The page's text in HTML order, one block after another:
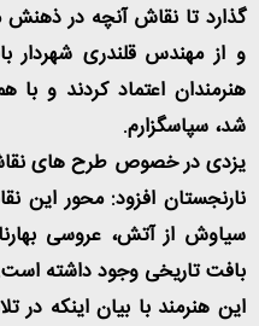
گذارد تا نقاش آنچه در ذهنش
و از مهندس قلندری شهردار
هنرمندان اعتماد کردند و با
شد، سپاسگزارم.
یزدی در خصوص طرح های
نارنجستان افزود: محور این
سیاوش از آتش، عروسی
بافت تاریخی وجود داشته است
این هنرمند با بیان اینکه